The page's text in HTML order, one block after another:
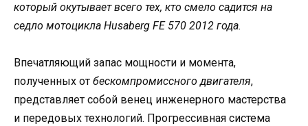
который окутывает всего тех, кто смело садится на
седло мотоцикла Husaberg FE 570 2012 года.
Впечатляющий запас мощности и момента,
полученных от бескомпромиссного двигателя,
представляет собой венец инженерного мастерства
и передовых технологий. Прогрессивная система